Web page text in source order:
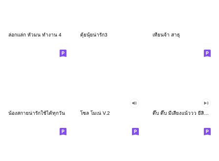
ล่อกแล่ก หัวมน ทำงาน 4 ตุ้ยนุ้ยน่ารัก3 เทียนจ้า สาธุ
น้องสกายน่ารักใช้ได้ทุกวัน โซล โมเน่ V.2 ดึ๊บ ดึ๊บ มีเสียงแน้ววว ยี่สิบสอง